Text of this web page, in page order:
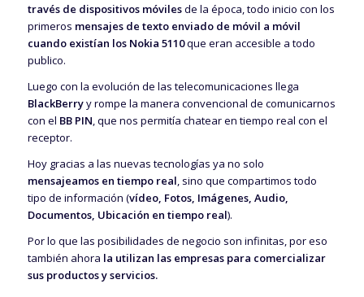
través de dispositivos móvilesde la época, todo inicio con los
primeros mensajes de texto enviado de móvil a móvil
cuando existían los Nokia 5110que eran accesible a todo
publico.
Luego con la evolución de las telecomunicaciones llega
BlackBerryy rompe la manera convencional de comunicarnos
con el BB PIN, que nos permitía chatear en tiempo real con el
receptor.
Hoy gracias a las nuevas tecnologías ya no solo
mensajeamos en tiempo real, sino que compartimos todo
tipo de información (vídeo, Fotos, Imágenes, Audio,
Documentos, Ubicación en tiempo real).
Por lo que las posibilidades de negocio son infinitas, por eso
también ahora la utilizan las empresas para comercializar
sus productos y servicios.